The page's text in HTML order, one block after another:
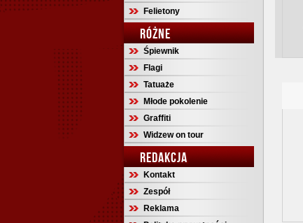
Felietony
RÓŻNE
Śpiewnik
Flagi
Tatuaże
Młode pokolenie
Graffiti
Widzew on tour
REDAKCJA
Kontakt
Zespół
Reklama